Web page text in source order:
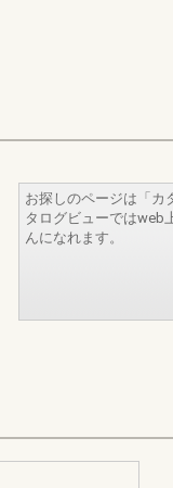
お探しのページは「カ
タログビューではweb
んになれます。